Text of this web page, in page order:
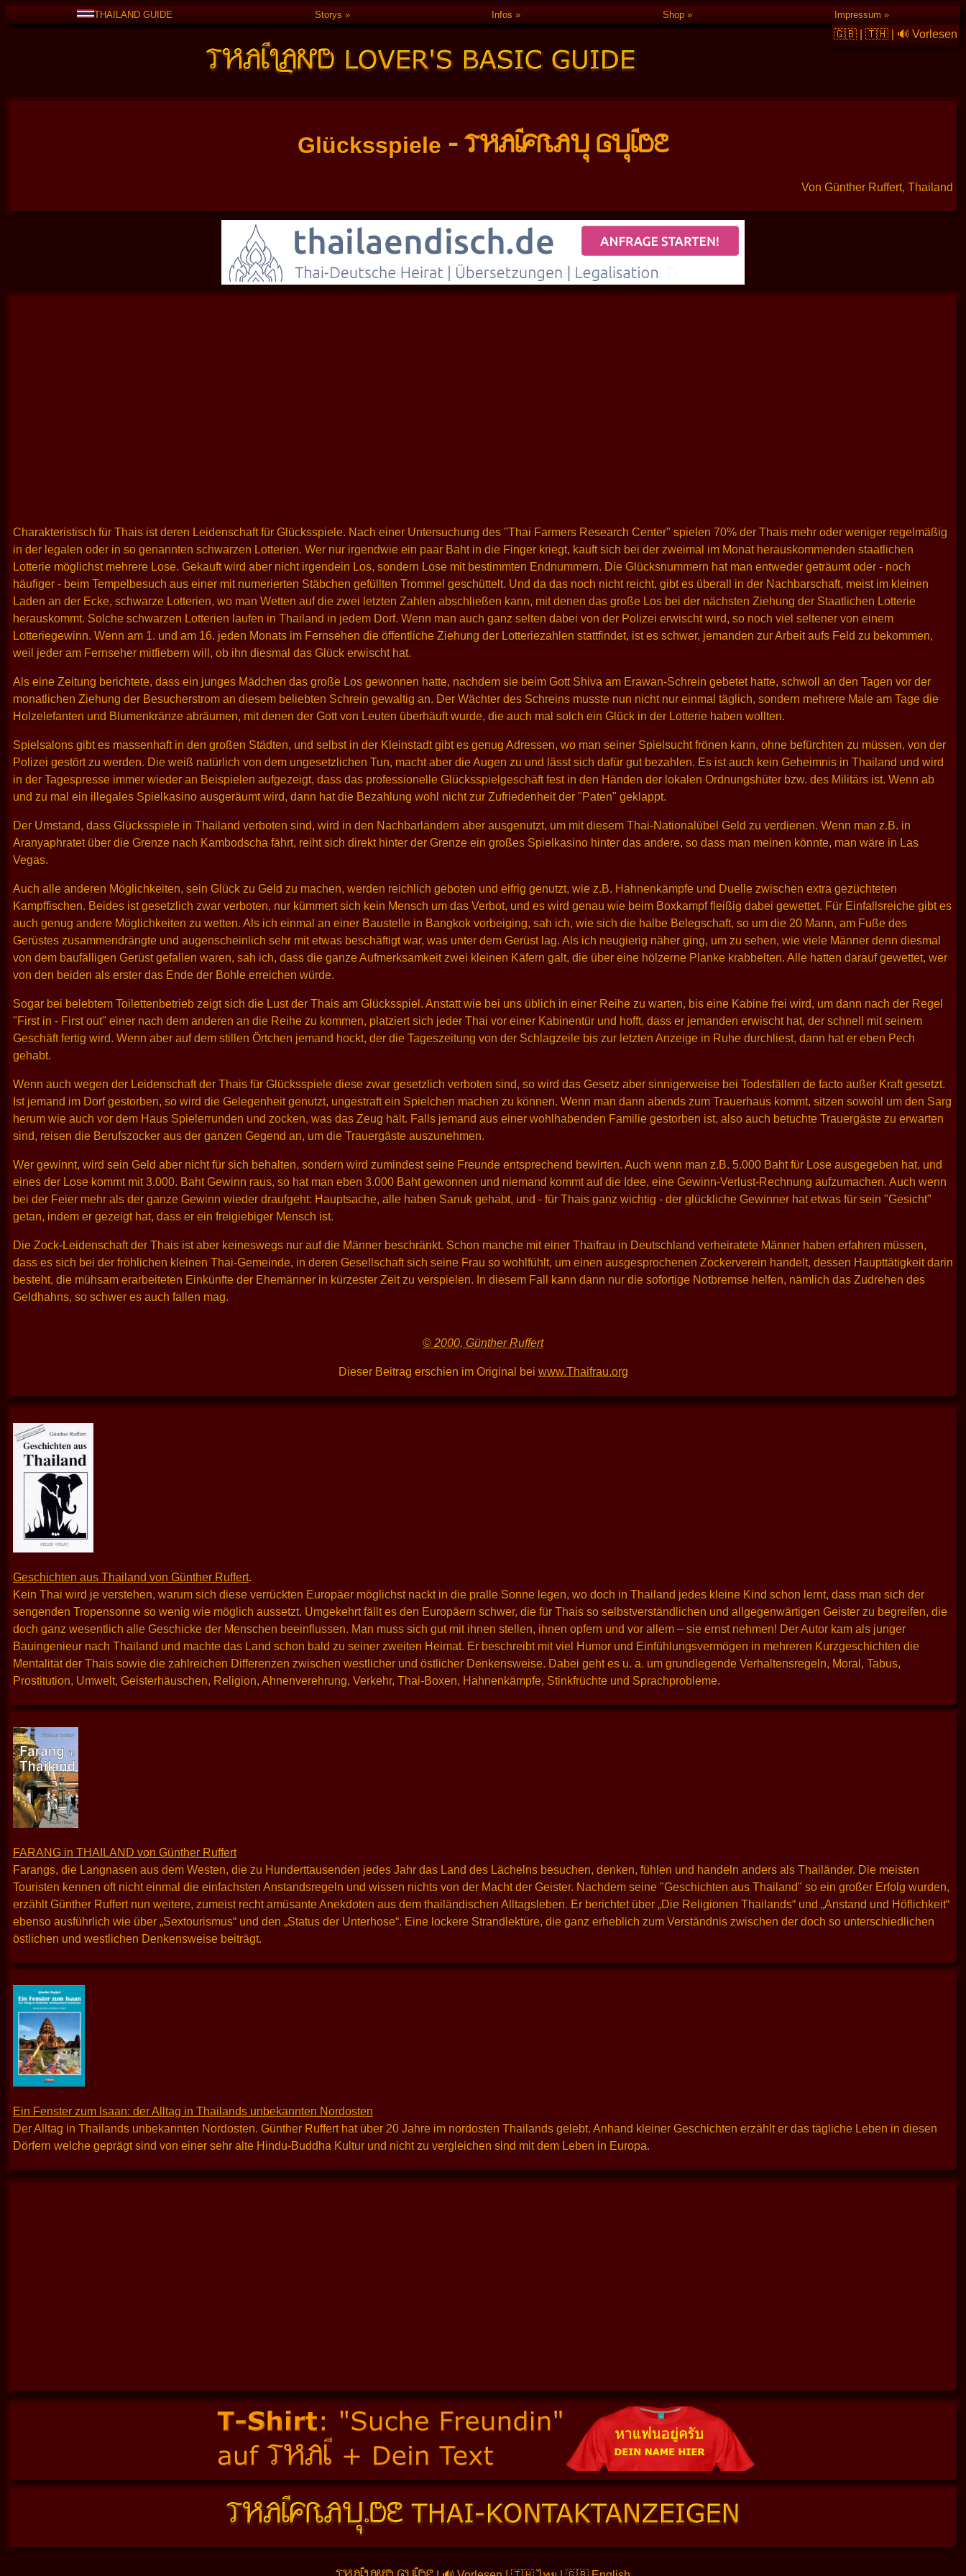
THAILAND GUIDE Storys Infos Shop Impressum
🇬🇧 | 🇹🇭 | 🔊 Vorlesen
Glücksspiele - THAIFRAU GUIDE
Von Günther Ruffert, Thailand
Charakteristisch für Thais ist deren Leidenschaft für Glücksspiele. Nach einer Untersuchung des "Thai Farmers Research Center" spielen 70% der Thais mehr oder weniger regelmäßig
in der legalen oder in so genannten schwarzen Lotterien. Wer nur irgendwie ein paar Baht in die Finger kriegt, kauft sich bei der zweimal im Monat herauskommenden staatlichen
Lotterie möglichst mehrere Lose. Gekauft wird aber nicht irgendein Los, sondern Lose mit bestimmten Endnummern. Die Glücksnummern hat man entweder geträumt oder - noch
häufiger - beim Tempelbesuch aus einer mit numerierten Stäbchen gefüllten Trommel geschüttelt. Und da das noch nicht reicht, gibt es überall in der Nachbarschaft, meist im kleinen
Laden an der Ecke, schwarze Lotterien, wo man Wetten auf die zwei letzten Zahlen abschließen kann, mit denen das große Los bei der nächsten Ziehung der Staatlichen Lotterie
herauskommt. Solche schwarzen Lotterien laufen in Thailand in jedem Dorf. Wenn man auch ganz selten dabei von der Polizei erwischt wird, so noch viel seltener von einem
Lotteriegewinn. Wenn am 1. und am 16. jeden Monats im Fernsehen die öffentliche Ziehung der Lotteriezahlen stattfindet, ist es schwer, jemanden zur Arbeit aufs Feld zu bekommen,
weil jeder am Fernseher mitfiebern will, ob ihn diesmal das Glück erwischt hat.
Als eine Zeitung berichtete, dass ein junges Mädchen das große Los gewonnen hatte, nachdem sie beim Gott Shiva am Erawan-Schrein gebetet hatte, schwoll an den Tagen vor der
monatlichen Ziehung der Besucherstrom an diesem beliebten Schrein gewaltig an. Der Wächter des Schreins musste nun nicht nur einmal täglich, sondern mehrere Male am Tage die
Holzelefanten und Blumenkränze abräumen, mit denen der Gott von Leuten überhäuft wurde, die auch mal solch ein Glück in der Lotterie haben wollten.
Spielsalons gibt es massenhaft in den großen Städten, und selbst in der Kleinstadt gibt es genug Adressen, wo man seiner Spielsucht frönen kann, ohne befürchten zu müssen, von der
Polizei gestört zu werden. Die weiß natürlich von dem ungesetzlichen Tun, macht aber die Augen zu und lässt sich dafür gut bezahlen. Es ist auch kein Geheimnis in Thailand und wird
in der Tagespresse immer wieder an Beispielen aufgezeigt, dass das professionelle Glücksspielgeschäft fest in den Händen der lokalen Ordnungshüter bzw. des Militärs ist. Wenn ab
und zu mal ein illegales Spielkasino ausgeräumt wird, dann hat die Bezahlung wohl nicht zur Zufriedenheit der "Paten" geklappt.
Der Umstand, dass Glücksspiele in Thailand verboten sind, wird in den Nachbarländern aber ausgenutzt, um mit diesem Thai-Nationalübel Geld zu verdienen. Wenn man z.B. in
Aranyaphratet über die Grenze nach Kambodscha fährt, reiht sich direkt hinter der Grenze ein großes Spielkasino hinter das andere, so dass man meinen könnte, man wäre in Las
Vegas.
Auch alle anderen Möglichkeiten, sein Glück zu Geld zu machen, werden reichlich geboten und eifrig genutzt, wie z.B. Hahnenkämpfe und Duelle zwischen extra gezüchteten
Kampffischen. Beides ist gesetzlich zwar verboten, nur kümmert sich kein Mensch um das Verbot, und es wird genau wie beim Boxkampf fleißig dabei gewettet. Für Einfallsreiche gibt es
auch genug andere Möglichkeiten zu wetten. Als ich einmal an einer Baustelle in Bangkok vorbeiging, sah ich, wie sich die halbe Belegschaft, so um die 20 Mann, am Fuße des
Gerüstes zusammendrängte und augenscheinlich sehr mit etwas beschäftigt war, was unter dem Gerüst lag. Als ich neugierig näher ging, um zu sehen, wie viele Männer denn diesmal
von dem baufälligen Gerüst gefallen waren, sah ich, dass die ganze Aufmerksamkeit zwei kleinen Käfern galt, die über eine hölzerne Planke krabbelten. Alle hatten darauf gewettet, wer
von den beiden als erster das Ende der Bohle erreichen würde.
Sogar bei belebtem Toilettenbetrieb zeigt sich die Lust der Thais am Glücksspiel. Anstatt wie bei uns üblich in einer Reihe zu warten, bis eine Kabine frei wird, um dann nach der Regel
"First in - First out" einer nach dem anderen an die Reihe zu kommen, platziert sich jeder Thai vor einer Kabinentür und hofft, dass er jemanden erwischt hat, der schnell mit seinem
Geschäft fertig wird. Wenn aber auf dem stillen Örtchen jemand hockt, der die Tageszeitung von der Schlagzeile bis zur letzten Anzeige in Ruhe durchliest, dann hat er eben Pech
gehabt.
Wenn auch wegen der Leidenschaft der Thais für Glücksspiele diese zwar gesetzlich verboten sind, so wird das Gesetz aber sinnigerweise bei Todesfällen de facto außer Kraft gesetzt.
Ist jemand im Dorf gestorben, so wird die Gelegenheit genutzt, ungestraft ein Spielchen machen zu können. Wenn man dann abends zum Trauerhaus kommt, sitzen sowohl um den Sarg
herum wie auch vor dem Haus Spielerrunden und zocken, was das Zeug hält. Falls jemand aus einer wohlhabenden Familie gestorben ist, also auch betuchte Trauergäste zu erwarten
sind, reisen die Berufszocker aus der ganzen Gegend an, um die Trauergäste auszunehmen.
Wer gewinnt, wird sein Geld aber nicht für sich behalten, sondern wird zumindest seine Freunde entsprechend bewirten. Auch wenn man z.B. 5.000 Baht für Lose ausgegeben hat, und
eines der Lose kommt mit 3.000. Baht Gewinn raus, so hat man eben 3.000 Baht gewonnen und niemand kommt auf die Idee, eine Gewinn-Verlust-Rechnung aufzumachen. Auch wenn
bei der Feier mehr als der ganze Gewinn wieder draufgeht: Hauptsache, alle haben Sanuk gehabt, und - für Thais ganz wichtig - der glückliche Gewinner hat etwas für sein "Gesicht"
getan, indem er gezeigt hat, dass er ein freigiebiger Mensch ist.
Die Zock-Leidenschaft der Thais ist aber keineswegs nur auf die Männer beschränkt. Schon manche mit einer Thaifrau in Deutschland verheiratete Männer haben erfahren müssen,
dass es sich bei der fröhlichen kleinen Thai-Gemeinde, in deren Gesellschaft sich seine Frau so wohlfühlt, um einen ausgesprochenen Zockerverein handelt, dessen Haupttätigkeit darin
besteht, die mühsam erarbeiteten Einkünfte der Ehemänner in kürzester Zeit zu verspielen. In diesem Fall kann dann nur die sofortige Notbremse helfen, nämlich das Zudrehen des
Geldhahns, so schwer es auch fallen mag.
© 2000, Günther Ruffert
Dieser Beitrag erschien im Original bei www.Thaifrau.org
Geschichten aus Thailand von Günther Ruffert.
Kein Thai wird je verstehen, warum sich diese verrückten Europäer möglichst nackt in die pralle Sonne legen, wo doch in Thailand jedes kleine Kind schon lernt, dass man sich der
sengenden Tropensonne so wenig wie möglich aussetzt. Umgekehrt fällt es den Europäern schwer, die für Thais so selbstverständlichen und allgegenwärtigen Geister zu begreifen, die
doch ganz wesentlich alle Geschicke der Menschen beeinflussen. Man muss sich gut mit ihnen stellen, ihnen opfern und vor allem – sie ernst nehmen! Der Autor kam als junger
Bauingenieur nach Thailand und machte das Land schon bald zu seiner zweiten Heimat. Er beschreibt mit viel Humor und Einfühlungsvermögen in mehreren Kurzgeschichten die
Mentalität der Thais sowie die zahlreichen Differenzen zwischen westlicher und östlicher Denkensweise. Dabei geht es u. a. um grundlegende Verhaltensregeln, Moral, Tabus,
Prostitution, Umwelt, Geisterhäuschen, Religion, Ahnenverehrung, Verkehr, Thai-Boxen, Hahnenkämpfe, Stinkfrüchte und Sprachprobleme.
FARANG in THAILAND von Günther Ruffert
Farangs, die Langnasen aus dem Westen, die zu Hunderttausenden jedes Jahr das Land des Lächelns besuchen, denken, fühlen und handeln anders als Thailänder. Die meisten
Touristen kennen oft nicht einmal die einfachsten Anstandsregeln und wissen nichts von der Macht der Geister. Nachdem seine "Geschichten aus Thailand" so ein großer Erfolg wurden,
erzählt Günther Ruffert nun weitere, zumeist recht amüsante Anekdoten aus dem thailändischen Alltagsleben. Er berichtet über „Die Religionen Thailands“ und „Anstand und Höflichkeit“
ebenso ausführlich wie über „Sextourismus“ und den „Status der Unterhose“. Eine lockere Strandlektüre, die ganz erheblich zum Verständnis zwischen der doch so unterschiedlichen
östlichen und westlichen Denkensweise beiträgt.
Ein Fenster zum Isaan: der Alltag in Thailands unbekannten Nordosten
Der Alltag in Thailands unbekannten Nordosten. Günther Ruffert hat über 20 Jahre im nordosten Thailands gelebt. Anhand kleiner Geschichten erzählt er das tägliche Leben in diesen
Dörfern welche geprägt sind von einer sehr alte Hindu-Buddha Kultur und nicht zu vergleichen sind mit dem Leben in Europa.